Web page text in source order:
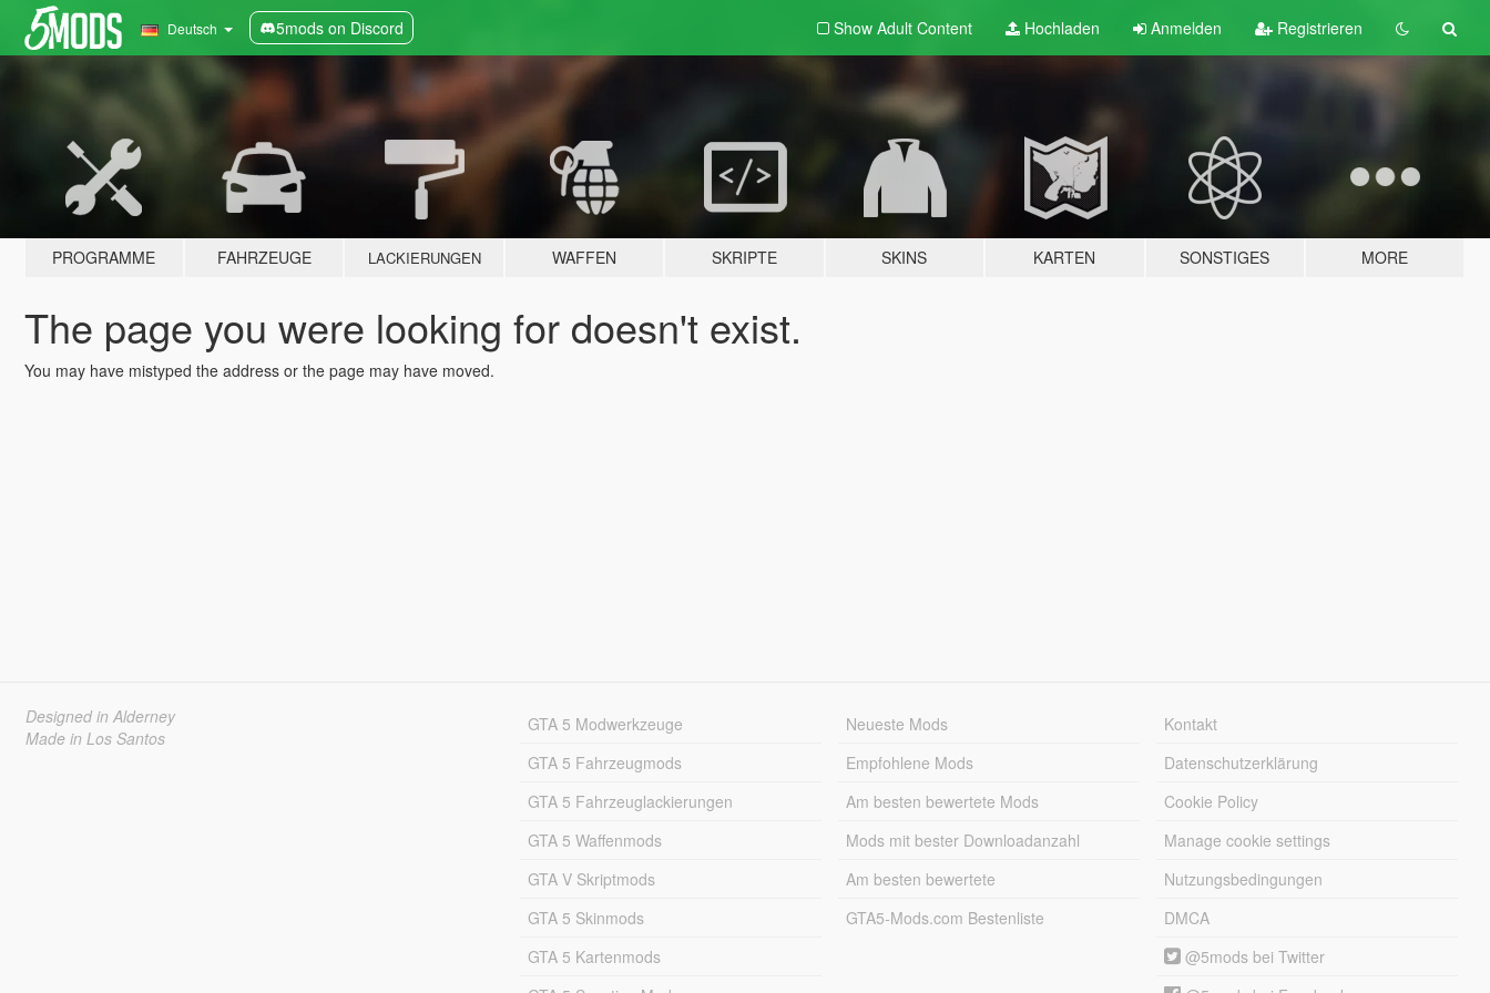
Deutsch 5mods on Discord Show Adult Content Hochladen Anmelden Registrieren
PROGRAMME FAHRZEUGE LACKIERUNGEN WAFFEN SKRIPTE SKINS KARTEN SONSTIGES MORE
The page you were looking for doesn't exist.
You may have mistyped the address or the page may have moved.
Designed in Alderney
Made in Los Santos
GTA 5 Modwerkzeuge
GTA 5 Fahrzeugmods
GTA 5 Fahrzeuglackierungen
GTA 5 Waffenmods
GTA V Skriptmods
GTA 5 Skinmods
GTA 5 Kartenmods
Neueste Mods
Empfohlene Mods
Am besten bewertete Mods
Mods mit bester Downloadanzahl
Am besten bewertete
GTA5-Mods.com Bestenliste
Kontakt
Datenschutzerklärung
Cookie Policy
Manage cookie settings
Nutzungsbedingungen
DMCA
@5mods bei Twitter